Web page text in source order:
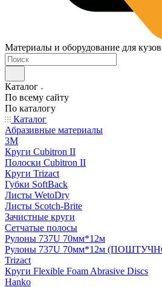
Материалы и оборудование для
Каталог
По всему сайту
По каталогу
Каталог
Абразивные материалы
3M
Круги Cubitron II
Полоски Cubitron II
Круги Trizact
Губки SoftBack
Листы WetoDry
Листы Scotch-Brite
Зачистные круги
Сетчатые полосы
Рулоны 737U 70мм*12м
Рулоны 737U 70мм*12м
Trizact
Круги Flexible Foam Abrasive Discs
Hanko